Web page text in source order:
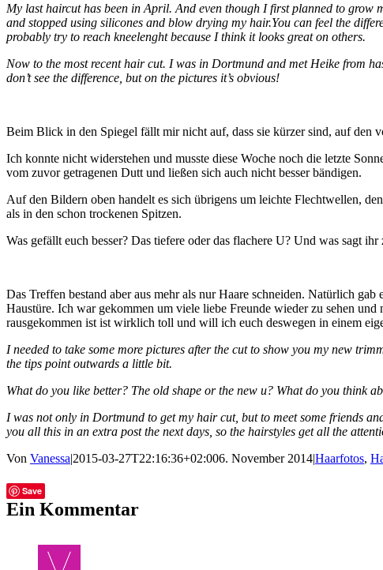
My last haircut has been in April. And even though I first planned to
and stopped using silicones and blow drying my hair.You can feel the
probably try to reach kneelenght because I think it looks great on others.
Now to the most recent hair cut. I was in Dortmund and met Heike from
don’t see the difference, but on the pictures it’s obvious!
Beim Blick in den Spiegel fällt mir nicht auf, dass sie kürzer sind, auf den
Ich konnte nicht widerstehen und musste diese Woche noch die letzte
vom zuvor getragenen Dutt und ließen sich auch nicht besser bändigen.
Auf den Bildern oben handelt es sich übrigens um leichte Flechtwellen,
als in den schon trockenen Spitzen.
Was gefällt euch besser? Das tiefere oder das flachere U? Und was sagt
Das Treffen bestand aber aus mehr als nur Haare schneiden. Natürlich
Haustüre. Ich war gekommen um viele liebe Freunde wieder zu sehen
rausgekommen ist ist wirklich toll und will ich euch deswegen in einem
I needed to take some more pictures after the cut to show you my new
the tips point outwards a little bit.
What do you like better? The old shape or the new u? What do you think
I was not only in Dortmund to get my hair cut, but to meet some friends
you all this in an extra post the next days, so the hairstyles get all the
Von Vanessa|2015-03-27T22:16:36+02:006. November 2014|Haarfotos,
Facebook
Twitter
Tumblr
Save E-
Mail
Ein Kommentar